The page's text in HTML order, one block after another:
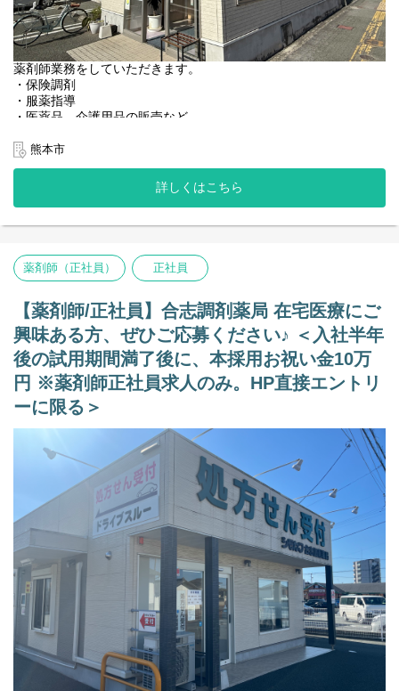
薬剤師業務をしていただきます。
・保険調剤
・服薬指導
・医薬品、介護用品の販売など
＜店舗情報＞
◆処方箋枚数 50~80枚／日
◆科目 総合（9割熊本大学病院の処方になります）
◆薬剤師：正社員5名、パート1名（管理薬剤師：40代の女性で
す。）
◆事務：正社員2名、パート1名
高度医療の処方箋取扱がございます。
備蓄医薬品も1700品目以上。
【その他の補足事項】
1) 従事すべき業務の変更の範囲
変更なし
2) 就業場所の変更の範囲
正社員は全店。ただし、双方の合意のもと決定する。
熊本市
詳しくはこちら
薬剤師（正社員） 正社員
【薬剤師/正社員】合志調剤薬局 在宅医療にご
興味ある方、ぜひご応募ください♪ ＜入社半年
後の試用期間満了後に、本採用お祝い金10万
円 ※薬剤師正社員求人のみ。HP直接エントリ
ーに限る＞